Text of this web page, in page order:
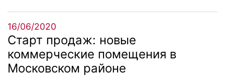
16/06/2020
Старт продаж: новые
коммерческие помещения в
Московском районе